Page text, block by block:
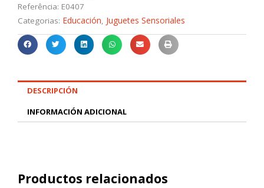
Referência: E0407
Categorias: Educación, Juguetes Sensoriales
DESCRIPCIÓN
INFORMACIÓN ADICIONAL
Productos relacionados